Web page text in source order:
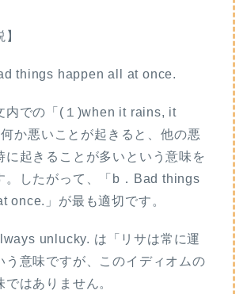
things happen all at once.
内での「(１)when it rains, it
か悪いことが起きると、他の悪
に起きることが多いという意味を
。したがって、「b．Bad things
once.」が最も適切です。
unlucky. は「リサは常に運
う意味ですが、このイディオムの
はありません。